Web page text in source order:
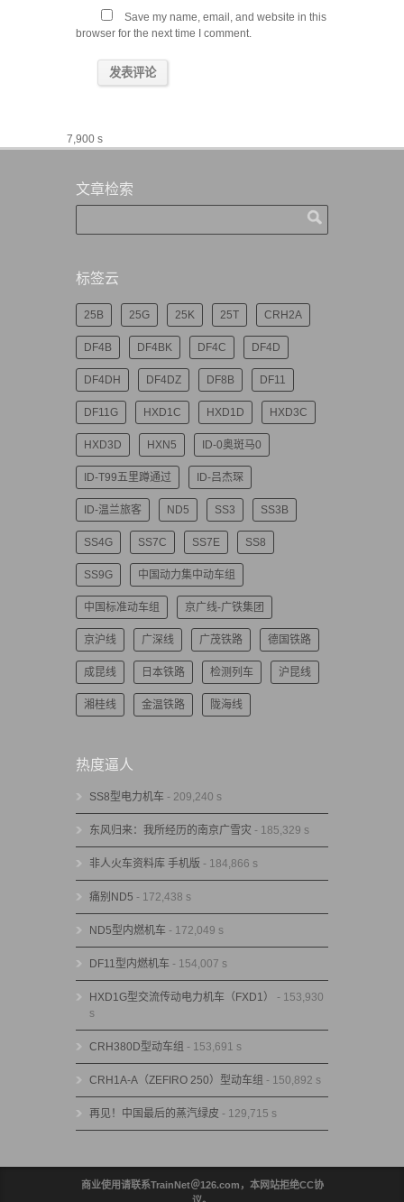
Save my name, email, and website in this
browser for the next time I comment.
7,900 s
文章检索
标签云
25B 25G 25K 25T CRH2A
DF4B DF4BK DF4C DF4D
DF4DH DF4DZ DF8B DF11
DF11G HXD1C HXD1D HXD3C
HXD3D HXN5 ID-0奥斑马0
ID-T99五里蹲通过 ID-吕杰琛
ID-温兰旅客 ND5 SS3 SS3B
SS4G SS7C SS7E SS8
SS9G 中国动力集中动车组
中国标准动车组 京广线-广铁集团
京沪线 广深线 广茂铁路 德国铁路
成昆线 日本铁路 检测列车 沪昆线
湘桂线 金温铁路 陇海线
热度逼人
SS8型电力机车 - 209,240 s
东风归来：我所经历的南京广雪灾 - 185,329 s
非人火车资料库 手机版 - 184,866 s
痛别ND5 - 172,438 s
ND5型内燃机车 - 172,049 s
DF11型内燃机车 - 154,007 s
HXD1G型交流传动电力机车（FXD1）
- 153,930
s
CRH380D型动车组 - 153,691 s
CRH1A-A（ZEFIRO 250）型动车组 - 150,892 s
再见！中国最后的蒸汽绿皮 - 129,715 s
商业使用请联系TrainNet＠126.com，本网站拒绝CC协